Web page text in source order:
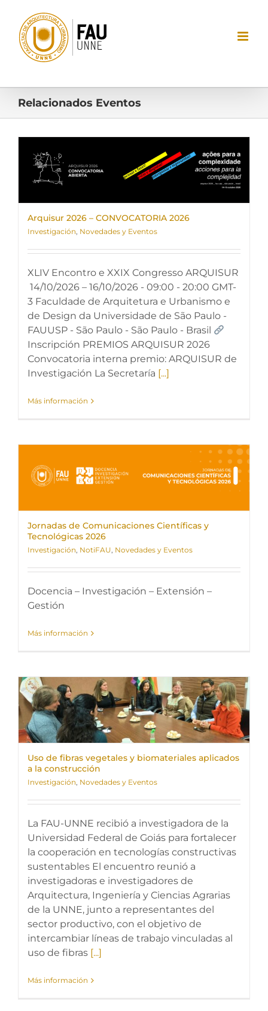
contenido
Relacionados Eventos
Arquisur 2026 – CONVOCATORIA 2026
Investigación, Novedades y Eventos
XLIV Encontro e XXIX Congresso ARQUISUR
14/10/2026 – 16/10/2026 - 09:00 - 20:00 GMT-
3 Faculdade de Arquitetura e Urbanismo e
de Design da Universidade de São Paulo -
FAUUSP - São Paulo - São Paulo - Brasil
Inscripción PREMIOS ARQUISUR 2026
Convocatoria interna premio: ARQUISUR de
Investigación La Secretaría [...]
Más información
Jornadas de Comunicaciones Científicas y
Tecnológicas 2026
Investigación, NotiFAU, Novedades y Eventos
Docencia – Investigación – Extensión –
Gestión
Más información
Uso de fibras vegetales y biomateriales aplicados
a la construcción
Investigación, Novedades y Eventos
La FAU-UNNE recibió a investigadora de la
Universidad Federal de Goiás para fortalecer
la cooperación en tecnologías constructivas
sustentables El encuentro reunió a
investigadoras e investigadores de
Arquitectura, Ingeniería y Ciencias Agrarias
de la UNNE, junto a representantes del
sector productivo, con el objetivo de
intercambiar líneas de trabajo vinculadas al
uso de fibras [...]
Más información